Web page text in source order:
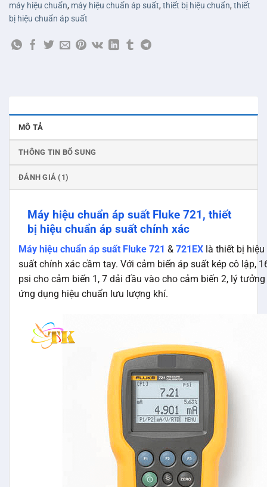
máy hiệu chuẩn, máy hiệu chuẩn áp suất,thiết bị hiệu chuẩn,thiết
bị hiệu chuẩn áp suất
MÔ TẢ
THÔNG TIN BỔ SUNG
ĐÁNH GIÁ (1)
Máy hiệu chuẩn áp suất Fluke 721, thiết
bị hiệu chuẩn áp suất chính xác
Máy hiệu chuẩn áp suất Fluke 721 & 721EX là thiết bị
suất chính xác cầm tay. Với cảm biến áp suất kép cô lập,
psi cho cảm biến 1, 7 dải đầu vào cho cảm biến 2, lý
ứng dụng hiệu chuẩn lưu lượng khí.